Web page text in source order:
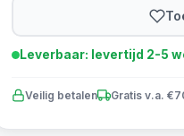
Leverbaar: levertijd 2-5
Veilig betalen Gratis v.a.